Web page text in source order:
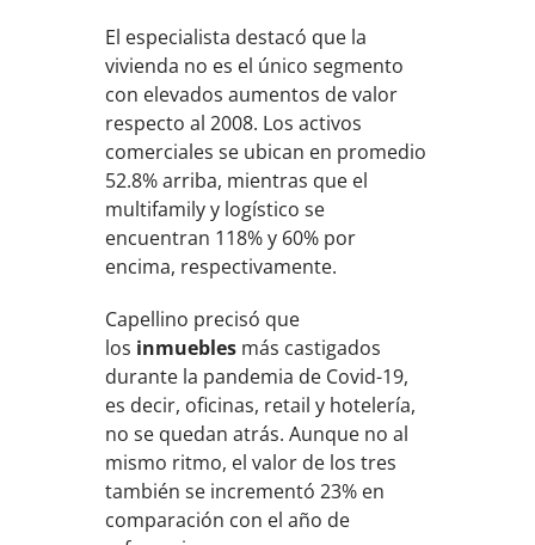
El especialista destacó que la
vivienda no es el único segmento
con elevados aumentos de valor
respecto al 2008. Los activos
comerciales se ubican en promedio
52.8% arriba, mientras que el
multifamily y logístico se
encuentran 118% y 60% por
encima, respectivamente.
Capellino precisó que
los inmuebles más castigados
durante la pandemia de Covid-19,
es decir, oficinas, retail y hotelería,
no se quedan atrás. Aunque no al
mismo ritmo, el valor de los tres
también se incrementó 23% en
comparación con el año de